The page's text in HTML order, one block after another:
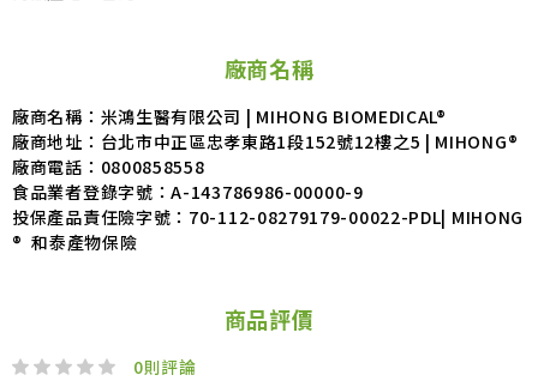
廠商名稱
廠商名稱：米鴻生醫有限公司 | MIHONG BIOMEDICAL®
廠商地址：台北市中正區忠孝東路1段152號12樓之5 | MIHONG®
廠商電話： 0800858558
食品業者登錄字號：A-143786986-00000-9
投保產品責任險字號： 70-112-08279179-00022-PDL| MIHONG
® 和泰產物保險
商品評價
0則評論